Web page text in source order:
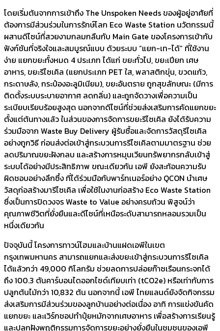
โดยเริ่มต้นจากการเข้าถึง The Unspoken Needs ของผู้อยู่อาศัยที่
ต้องการมีส่วนร่วมในการรักษ์โลก Eco Waste Station นวัตกรรมนี้
ผสานดีไซน์ที่สวยงามกลมกลืนกับ Main Gate ของโครงการเข้ากับ
ฟังก์ชันที่จริงใจและสมบูรณ์แบบ ด้วยระบบ “แยก-เท-ได้” ที่ใช้งาน
ง่าย แยกขยะทั้งหมด 4 ประเภท ได้แก่ ขยะทั่วไป, ขยะเปียก เศษ
อาหาร, ขยะรีไซเคิล (แยกประเภท PET ใส, พลาสติกขุ่น, ขวดแก้ว,
กระดาษลัง, กระป๋องอะลูมิเนียม), ขยะอันตราย ถูกสุขลักษณะ (มีการ
ติดตั้งระบบระบายอากาศ ลดกลิ่น) และถูกจัดวางเพื่อความเป็น
ระเบียบเรียบร้อยสูงสุด นอกจากดีไซน์ที่ช่วยส่งเสริมการคัดแยกขยะ
ตั้งแต่ต้นทางแล้ว ในส่วนของการจัดการขยะรีไซเคิล ยังได้รับความ
ร่วมมือจาก Waste Buy Delivery ผู้รับซื้อและจัดการวัสดุรีไซเคิล
อย่างถูกวิธี ก่อนส่งต่อเข้าสู่กระบวนการรีไซเคิลตามมาตรฐาน ช่วย
ลดปริมาณขยะฝังกลบ และสร้างการหมุนเวียนทรัพยากรกลับเข้าสู่
ระบบได้อย่างมีประสิทธิภาพ ขณะเดียวกัน เอพี ยังสะท้อนความรับ
ผิดชอบอย่างลึกซึ้ง ที่ได้ร่วมมือกับพาร์ทเนอร์อย่าง QCON นำเศษ
วัสดุก่อสร้างมารีไซเคิล เพื่อใช้ในงานก่อสร้าง Eco Waste Station
ซึ่งเป็นการปิดวงจร Waste to Value อย่างครบถ้วน พิสูจน์ว่า
คุณภาพชีวิตที่ยั่งยืนและดีไซน์ที่เหนือระดับสามารถหลอมรวมเป็น
หนึ่งเดียวกัน
ปัจจุบันนี้ โครงการทาวน์โฮมและบ้านแฝดเอพีในเขต
กรุงเทพมหานคร สามารถแยกและส่งขยะเข้าสู่กระบวนการรีไซเคิล
ได้แล้วกว่า 49,000 กิโลกรัม ช่วยลดการปล่อยก๊าซเรือนกระจกได้
ถึง 100.3 ตันคาร์บอนไดออกไซด์เทียบเท่า (tCO2e) หรือเท่ากับการ
ปลูกต้นไม้กว่า 10,832 ต้น นอกจากนี้ เอพี ไทยแลนด์ยังจัดกิจกรรม
ส่งเสริมการมีส่วนร่วมของลูกบ้านอย่างต่อเนื่อง อาทิ การแข่งขันคัด
แยกขยะ และเวิร์กชอปทำปุ๋ยหมักจากเศษอาหาร เพื่อสร้างการเรียนรู้
และปลูกฝังพฤติกรรมการจัดการขยะอย่างยั่งยืนในชุมชนของเอพี